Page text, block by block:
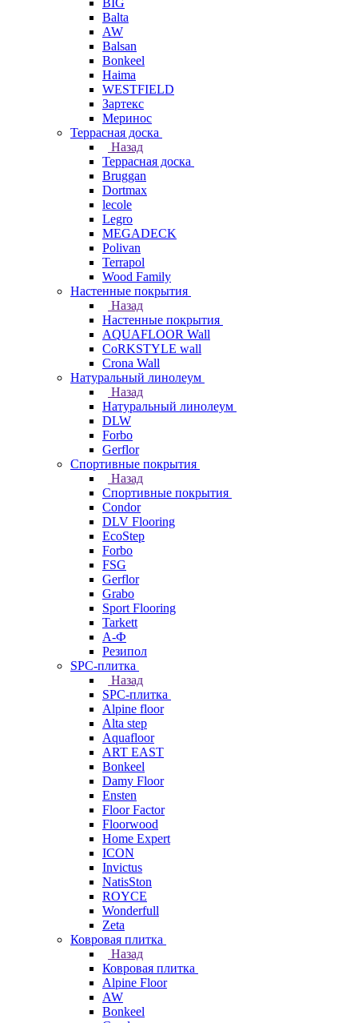
BIG
Balta
AW
Balsan
Bonkeel
Haima
WESTFIELD
Зартекс
Меринос
Террасная доска
Назад
Террасная доска
Bruggan
Dortmax
lecole
Legro
MEGADECK
Polivan
Terrapol
Wood Family
Настенные покрытия
Назад
Настенные покрытия
AQUAFLOOR Wall
CoRKSTYLE wall
Crona Wall
Натуральный линолеум
Назад
Натуральный линолеум
DLW
Forbo
Gerflor
Спортивные покрытия
Назад
Спортивные покрытия
Condor
DLV Flooring
EcoStep
Forbo
FSG
Gerflor
Grabo
Sport Flooring
Tarkett
А-Ф
Резипол
SPC-плитка
Назад
SPC-плитка
Alpine floor
Alta step
Aquafloor
ART EAST
Bonkeel
Damy Floor
Ensten
Floor Factor
Floorwood
Home Expert
ICON
Invictus
NatisSton
ROYCE
Wonderfull
Zeta
Ковровая плитка
Назад
Ковровая плитка
Alpine Floor
AW
Bonkeel